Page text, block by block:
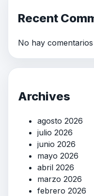
Recent
No hay
Archives
agosto 2026
julio 2026
junio 2026
mayo 2026
abril 2026
marzo 2026
febrero 2026